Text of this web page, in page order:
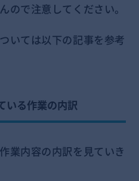
ので注意してください。
いては以下の記事を参考
いる作業の内訳
業内容の内訳を見ていき